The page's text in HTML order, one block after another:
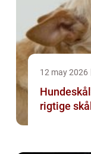
12 may 2026
rigtige